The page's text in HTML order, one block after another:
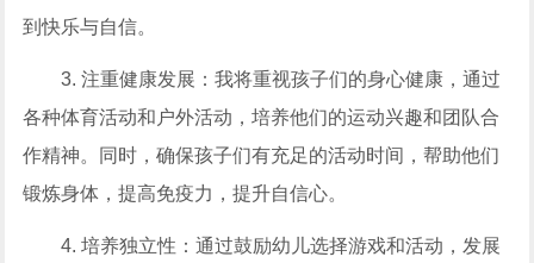
到快乐与自信。
3. 注重健康发展：我将重视孩子们的身心健康，通过
各种体育活动和户外活动，培养他们的运动兴趣和团队合
作精神。同时，确保孩子们有充足的活动时间，帮助他们
锻炼身体，提高免疫力，提升自信心。
4. 培养独立性：通过鼓励幼儿选择游戏和活动，发展